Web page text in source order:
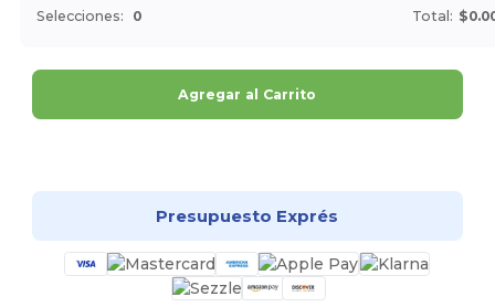
Selecciones: 0 Total:
Agregar al Carrito
Presupuesto Exprés